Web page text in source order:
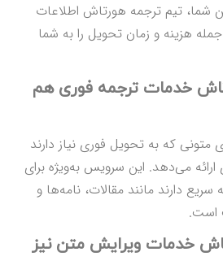
شما، تیم ترجمه هورتاش اطلاعات
جمله هزینه و زمان تحویل را به شما
خدمات ترجمه فوری هم
متونی که به تحویل فوری نیاز دارند
می‌دهد. این سرویس به‌ویژه برای
سریع دارند مانند مقالات، نامه‌ها و
است.
خدمات ویرایش متن نیز